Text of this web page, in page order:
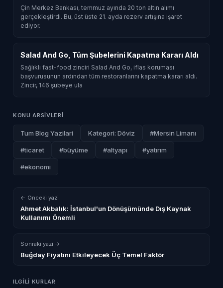
Çin Merkez Bankası, temmuz ayında 20 ton altın alımı
gerçekleştirdi. Bu, üst üste 21. ayda rezerv artışına işaret
ediyor.
Salad And Go, Tüm Şubelerini Kapatma Kararı Aldı
Sağlıklı fast-food zinciri Salad And Go, iflas koruması
başvurusunun ardından tüm restoranlarını kapatma kararı aldı.
Zincir, 146 şubeye ula
KONU ARSIVLERI
Tum Blog Yazilari Kategori: Döviz #Mersin Limanı
#ticaret #büyüme #altyapı #yatırım
#ekonomi
← Onceki yazi
Ahmet Akbalık: İstanbul'un Dönüşümünde Dış Kaynak
Kullanımı Önemli
Sonraki yazi →
Buğday Fiyatını Etkileyecek Üç Temel Faktör
ILGILI KURLAR